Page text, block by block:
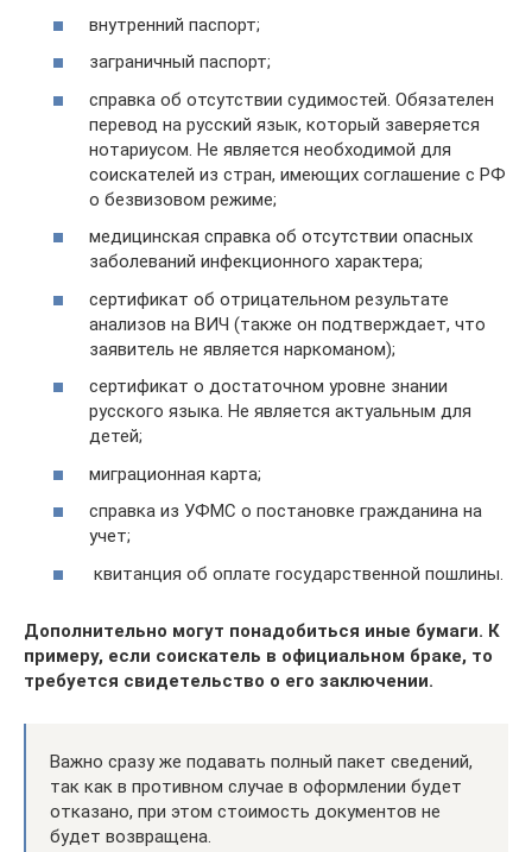
внутренний паспорт;
заграничный паспорт;
справка об отсутствии судимостей. Обязателен
перевод на русский язык, который заверяется
нотариусом. Не является необходимой для
соискателей из стран, имеющих соглашение с РФ
о безвизовом режиме;
медицинская справка об отсутствии опасных
заболеваний инфекционного характера;
сертификат об отрицательном результате
анализов на ВИЧ (также он подтверждает, что
заявитель не является наркоманом);
сертификат о достаточном уровне знании
русского языка. Не является актуальным для
детей;
миграционная карта;
справка из УФМС о постановке гражданина на
учет;
квитанция об оплате государственной пошлины.
Дополнительно могут понадобиться иные бумаги. К
примеру, если соискатель в официальном браке, то
требуется свидетельство о его заключении.
Важно сразу же подавать полный пакет сведений,
так как в противном случае в оформлении будет
отказано, при этом стоимость документов не
будет возвращена.